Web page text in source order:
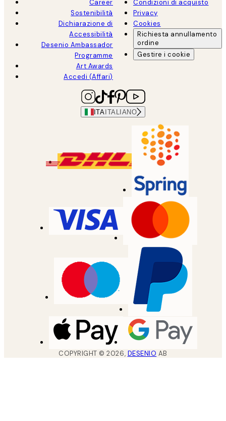
Career
Sostenibilità
Dichiarazione di
Accessibilità
Desenio Ambassador
Programme
Art Awards
Accedi (Affari)
Condizioni di acquisto
Privacy
Cookies
Richiesta annullamento
ordine
Gestire i cookie
ITA ITALIANO
COPYRIGHT ©2026, DESENIO AB